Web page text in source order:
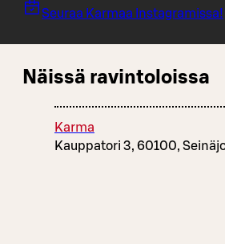
Seuraa Karmaa Instagramissa!
Näissä ravintoloissa
Karma
Kauppatori 3, 60100,